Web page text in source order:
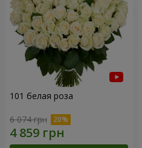
101 белая роза
6 074 грн